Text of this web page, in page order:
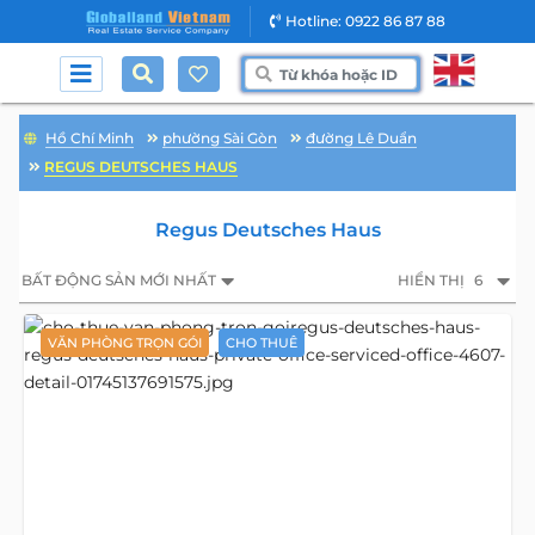
Hotline: 0922 86 87 88
Hồ Chí Minh phường Sài Gòn
đường Lê Duẩn
REGUS DEUTSCHES HAUS
Regus Deutsches Haus
BẤT ĐỘNG SẢN MỚI NHẤT HIỂN THỊ 6
VĂN PHÒNG TRỌN GÓI CHO THUÊ